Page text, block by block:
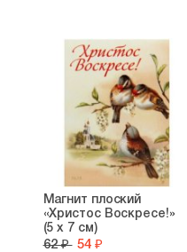
Магнит плоский
«Христос Воскресе!»
(5 х 7 см)
62 ₽ 54 ₽